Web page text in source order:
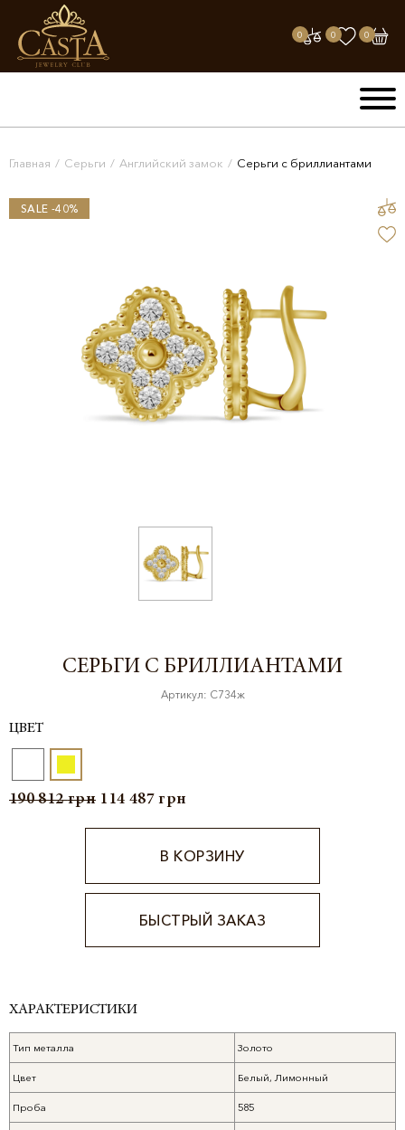
0 0 0
Главная / Серьги / Английский замок / Серьги с бриллиантами
SALE -40%
СЕРЬГИ С БРИЛЛИАНТАМИ
Артикул: С734ж
ЦВЕТ
190 812грн 114 487грн
В КОРЗИНУ
БЫСТРЫЙ ЗАКАЗ
ХАРАКТЕРИСТИКИ
Тип металла Золото
Цвет Белый, Лимонный
Проба 585